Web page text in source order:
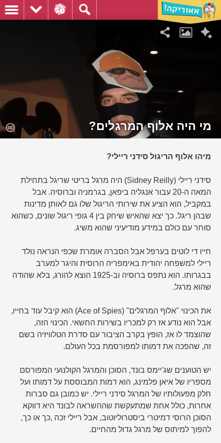
מי היה אלוף המרגלים?
מיהו אלוף הריגול סידני ריילי?
סידני ריילי (Sidney Reilly) היה מרגל בריטי שריגל בתחילת
המאה ה-20 עבור אנגליה ביפאן, בגרמניה וברוסיה. אבל
במקביל, הוא הציע את שירותי הריגול שלו גם לאותן מדינות
שבהן ריגל. כך יצא שהאיש שיחק בין 4 גופי ריגול שונים, כשהוא
סוחר עם כולם במידע מודיעיני שהוא משיג.
חייו די לוטים בערפל אבל הסברה אומרת שכפי הנראה נולד
ריילי למשפחה יהודית באימפריה הרוסית והיגר למערב
בבגרותו. הוא נתפס ברוסיה וב-1925 הוצא להורג, בלא שהודה
שהוא מרגל.
את הכינוי "אלוף המרגלים" (Ace of Spies) הוא קיבל עוד בחייו,
אבל הוא נודע אז רק למכריו בשירות החשאי. הכינוי הזה,
שהוצמד לו אז, הופץ בקרב הציבור עם סדרת הטלוויזיה בשם
זה, שהפכה את דמותו למפורסמת בכל העולם.
יש הטוענים שג'יימס בונד, הסוכן והמרגל הקולנועי המפורסם
מספריו של איאן פלמינג, הוא דמות המבוססת על דמותו ועל
חלק מפעולותיו של המרגל סידני ריילי. יש כמובן גם סברות
אחרות, כולל אחת שמתעקשת שההשראה לבונד היא דווקא
הסוכן הרוסי דמיטרי ביסטרוליוטוב, אבל ריילי זכה ,כך או כך,
להפוך למיתוס של מרגל גדול מהחיים.